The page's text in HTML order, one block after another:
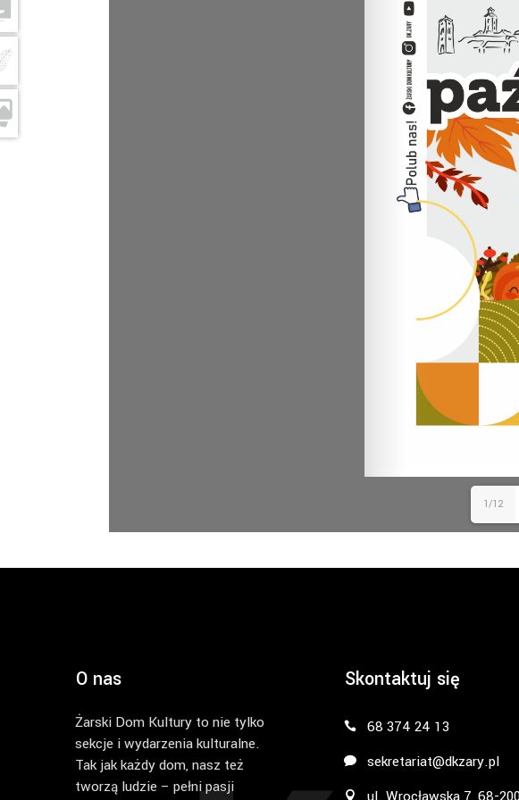
1/12
O nas
Żarski Dom Kultury to nie tylko
sekcje i wydarzenia kulturalne.
Tak jak każdy dom, nasz też
tworzą ludzie – pełni pasji
Skontaktuj się
68 374 24 13
sekretariat@dkzary.pl